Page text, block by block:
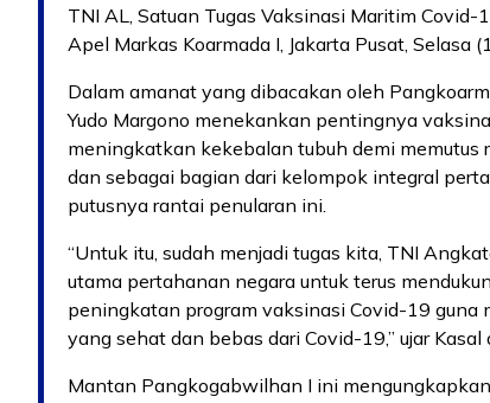
TNI AL, Satuan Tugas Vaksinasi Maritim
Apel Markas Koarmada I, Jakarta Pusat, Selasa
Dalam amanat yang dibacakan oleh
Yudo Margono menekankan pentingnya
meningkatkan kekebalan tubuh demi memutus
dan sebagai bagian dari kelompok integral
putusnya rantai penularan ini.
“Untuk itu, sudah menjadi tugas kita, TNI
utama pertahanan negara untuk terus
peningkatan program vaksinasi Covid-19 guna
yang sehat dan bebas dari Covid-19,” ujar Kasal
Mantan Pangkogabwilhan I ini